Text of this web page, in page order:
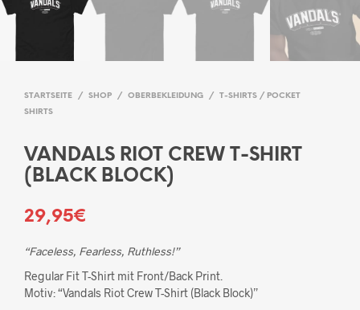
STARTSEITE / SHOP / OBERBEKLEIDUNG /
T-SHIRTS / POCKET
SHIRTS
VANDALS RIOT CREW T-SHIRT
(BLACK BLOCK)
29,95€
“Faceless, Fearless, Ruthless!”
Regular Fit T-Shirt mit Front/Back Print.
Motiv: “Vandals Riot Crew T-Shirt (Black Block)”